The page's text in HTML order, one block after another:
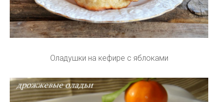
Оладушки на кефире с яблоками